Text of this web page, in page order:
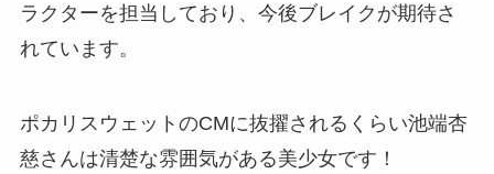
ラクターを担当しており、今後ブレイクが期待さ
れています。
ポカリスウェットのCMに抜擢されるくらい池端杏
慈さんは清楚な雰囲気がある美少女です！